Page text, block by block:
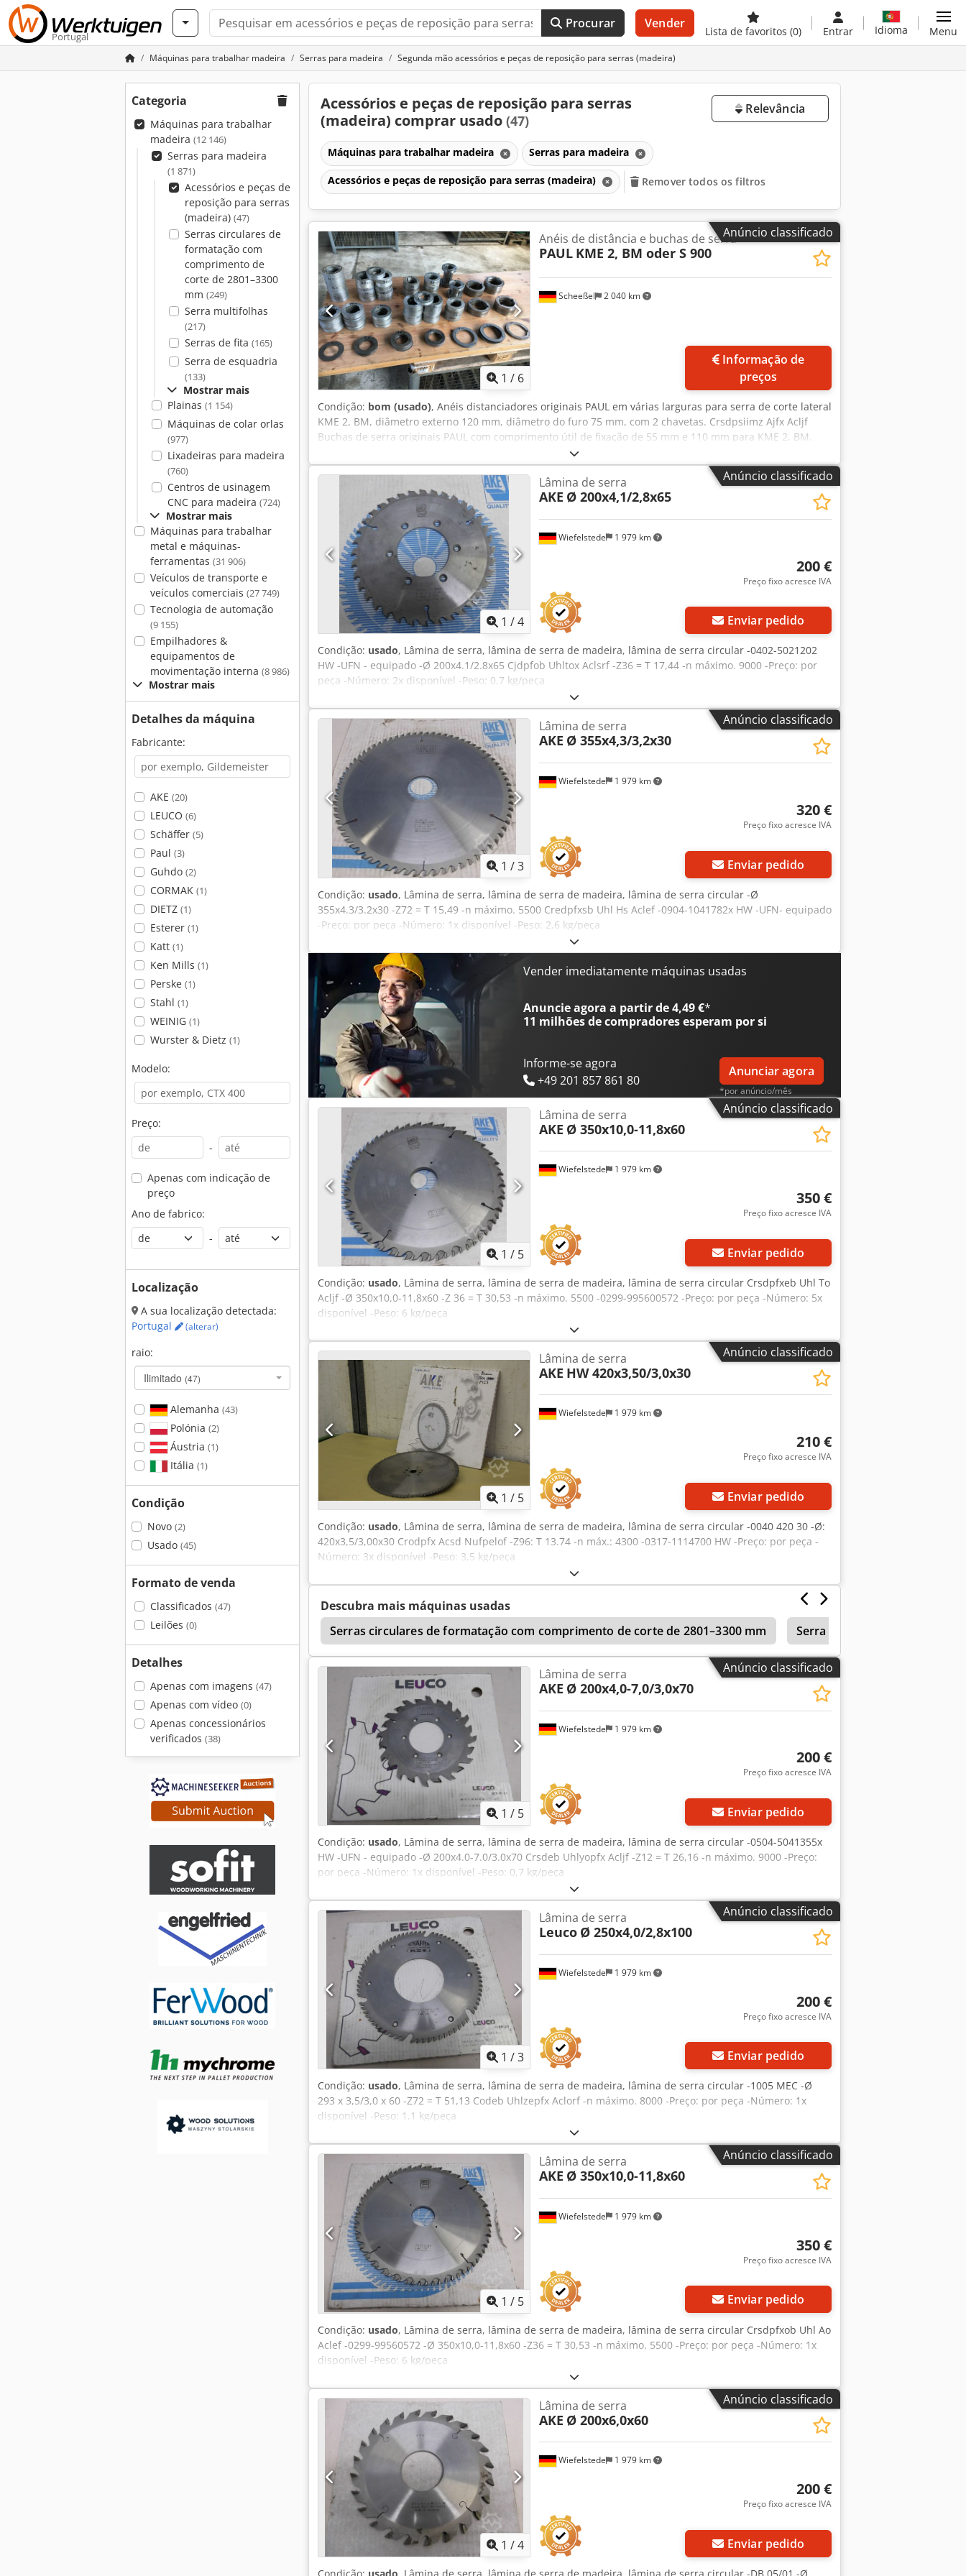
Portugal
Procurar Vender
Lista de favoritos (0) Entrar Idioma Menu
Máquinas para trabalhar madeira Serras para madeira Segunda mão acessórios e peças de reposição para serras (madeira)
Categoria
Máquinas para trabalhar
madeira (12 146)
Serras para madeira
(1 871)
Acessórios e peças de
reposição para serras
(madeira) (47)
Serras circulares de
formatação com
comprimento de
corte de 2801–3300
mm (249)
Serra multifolhas
(217)
Serras de fita (165)
Serra de esquadria
(133)
Mostrar mais
Plainas (1 154)
Máquinas de colar orlas
(977)
Lixadeiras para madeira
(760)
Centros de usinagem
CNC para madeira (724)
Mostrar mais
Máquinas para trabalhar
metal e máquinas-
ferramentas (31 906)
Veículos de transporte e
veículos comerciais (27 749)
Tecnologia de automação
(9 155)
Empilhadores &
equipamentos de
movimentação interna (8 986)
Mostrar mais
Detalhes da máquina
Fabricante:
AKE (20)
LEUCO (6)
Schäffer (5)
Paul (3)
Guhdo (2)
CORMAK (1)
DIETZ (1)
Esterer (1)
Katt (1)
Ken Mills (1)
Perske (1)
Stahl (1)
WEINIG (1)
Wurster & Dietz (1)
Modelo:
Preço:
-
Apenas com indicação de
preço
Ano de fabrico:
-
Localização
A sua localização detectada:
Portugal
(alterar)
raio:
Ilimitado (47)
Alemanha (43)
Polónia (2)
Áustria (1)
Itália (1)
Condição
Novo (2)
Usado (45)
Formato de venda
Classificados (47)
Leilões (0)
Detalhes
Apenas com imagens (47)
Apenas com vídeo (0)
Apenas concessionários
verificados (38)
Acessórios e peças de reposição para serras
(madeira) comprar usado (47)
Relevância
Máquinas para trabalhar madeira Serras para madeira
Acessórios e peças de reposição para serras (madeira) Remover todos os filtros
Anúncio classificado
1 / 6
Scheeßel 2 040 km
Anéis de distância e buchas de serra
PAUL KME 2, BM oder S 900
preços
Condição: bom (usado), Anéis distanciadores originais PAUL em várias larguras para serra de corte lateral
KME 2, BM, diâmetro externo 120 mm, diâmetro do furo 75 mm, com 2 chavetas. Crsdpsiimz Ajfx Acljf
Buchas de serra originais PAUL com comprimento útil de fixação de 55 mm e 110 mm para KME 2, BM.
Anéis distanciadores originais PAUL em várias larguras para serra de recorte S 900, diâmetro externo 150
mm, diâmetro do furo 110 mm, com 2 chavetas.
Anúncio classificado
1 /4
Wiefelstede 1 979 km
Lâmina de serra
AKE Ø 200x4,1/2,8x65
200 €
Preço fixo acresce IVA
Enviar pedido
Condição: usado, Lâmina de serra, lâmina de serra de madeira, lâmina de serra circular -0402-5021202
HW -UFN - equipado -Ø 200x4.1/2.8x65 Cjdpfob Uhltox Aclsrf -Z36 = T 17,44 -n máximo. 9000 -Preço: por
peça -Número: 2x disponível -Peso: 0,7 kg/peça
Anúncio classificado
1 /3
Wiefelstede 1 979 km
Lâmina de serra
AKE Ø 355x4,3/3,2x30
320 €
Preço fixo acresce IVA
Enviar pedido
Condição: usado, Lâmina de serra, lâmina de serra de madeira, lâmina de serra circular -Ø
355x4.3/3.2x30 -Z72 = T 15,49 -n máximo. 5500 Credpfxsb Uhl Hs Aclef -0904-1041782x HW -UFN- equipado
-Preço: por peça -Número: 1x disponível -Peso: 2,6 kg/peça
Vender imediatamente máquinas usadas
Anuncie agora a partir de 4,49 €*
11 milhões de compradoresesperam por si
Informe-se agora
+49 201 857 861 80
Anunciar agora
*por anúncio/mês
Anúncio classificado
1 / 5
Wiefelstede 1 979 km
Lâmina de serra
AKE Ø 350x10,0-11,8x60
350 €
Preço fixo acresce IVA
Enviar pedido
Condição: usado, Lâmina de serra, lâmina de serra de madeira, lâmina de serra circular Crsdpfxeb Uhl To
Acljf -Ø 350x10,0-11,8x60 -Z 36 = T 30,53 -n máximo. 5500 -0299-995600572 -Preço: por peça -Número: 5x
disponível -Peso: 6 kg/peça
Anúncio classificado
1 / 5
Wiefelstede 1 979 km
Lâmina de serra
AKE HW 420x3,50/3,0x30
210 €
Preço fixo acresce IVA
Enviar pedido
Condição: usado, Lâmina de serra, lâmina de serra de madeira, lâmina de serra circular -0040 420 30 -Ø:
420x3,5/3,00x30 Crodpfx Acsd Nufpelof -Z96: T 13.74 -n máx.: 4300 -0317-1114700 HW -Preço: por peça -
Número: 3x disponível -Peso: 3,5 kg/peça
Descubra mais máquinas usadas
Serras circulares de formatação com comprimento de corte de 2801–3300 mm
Serra multifolhas
Anúncio classificado
1 / 5
Wiefelstede 1 979 km
Lâmina de serra
AKE Ø 200x4,0-7,0/3,0x70
200 €
Preço fixo acresce IVA
Enviar pedido
Condição: usado, Lâmina de serra, lâmina de serra de madeira, lâmina de serra circular -0504-5041355x
HW -UFN - equipado -Ø 200x4.0-7.0/3.0x70 Crsdeb Uhlyopfx Acljf -Z12 = T 26,16 -n máximo. 9000 -Preço:
por peça -Número: 1x disponível -Peso: 0,7 kg/peça
Anúncio classificado
1 /3
Wiefelstede 1 979 km
Lâmina de serra
Leuco Ø 250x4,0/2,8x100
200 €
Preço fixo acresce IVA
Enviar pedido
Condição: usado, Lâmina de serra, lâmina de serra de madeira, lâmina de serra circular -1005 MEC -Ø
293 x 3,5/3,0 x 60 -Z72 = T 51,13 Codeb Uhlzepfx Aclorf -n máximo. 8000 -Preço: por peça -Número: 1x
disponível -Peso: 1,1 kg/peça
Anúncio classificado
1 / 5
Wiefelstede 1 979 km
Lâmina de serra
AKE Ø 350x10,0-11,8x60
350 €
Preço fixo acresce IVA
Enviar pedido
Condição: usado, Lâmina de serra, lâmina de serra de madeira, lâmina de serra circular Crsdpfxob Uhl Ao
Aclef -0299-99560572 -Ø 350x10,0-11,8x60 -Z36 = T 30,53 -n máximo. 5500 -Preço: por peça -Número: 1x
disponível -Peso: 6 kg/peça
Anúncio classificado
1 /4
Wiefelstede 1 979 km
Lâmina de serra
AKE Ø 200x6,0x60
200 €
Preço fixo acresce IVA
Enviar pedido
Condição: usado , Lâmina de serra, lâmina de serra de madeira, lâmina de serra circular -DB 05/01 -Ø